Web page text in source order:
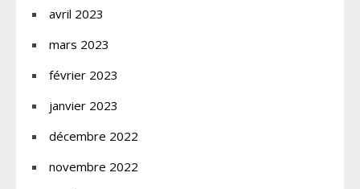
avril 2023
mars 2023
février 2023
janvier 2023
décembre 2022
novembre 2022